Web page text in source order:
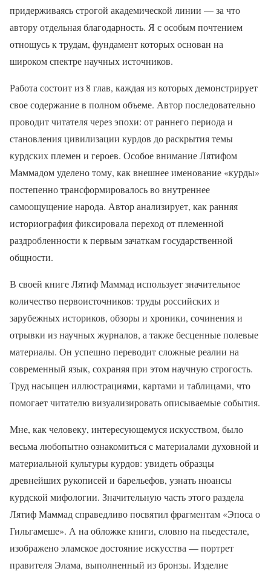
придерживаясь строгой академической линии — за что
автору отдельная благодарность. Я с особым почтением
отношусь к трудам, фундамент которых основан на
широком спектре научных источников.
Работа состоит из 8 глав, каждая из которых демонстрирует
свое содержание в полном объеме. Автор последовательно
проводит читателя через эпохи: от раннего периода и
становления цивилизации курдов до раскрытия темы
курдских племен и героев. Особое внимание Лятифом
Маммадом уделено тому, как внешнее именование «курды»
постепенно трансформировалось во внутреннее
самоощущение народа. Автор анализирует, как ранняя
историография фиксировала переход от племенной
раздробленности к первым зачаткам государственной
общности.
В своей книге Лятиф Маммад использует значительное
количество первоисточников: труды российских и
зарубежных историков, обзоры и хроники, сочинения и
отрывки из научных журналов, а также бесценные полевые
материалы. Он успешно переводит сложные реалии на
современный язык, сохраняя при этом научную строгость.
Труд насыщен иллюстрациями, картами и таблицами, что
помогает читателю визуализировать описываемые события.
Мне, как человеку, интересующемуся искусством, было
весьма любопытно ознакомиться с материалами духовной и
материальной культуры курдов: увидеть образцы
древнейших рукописей и барельефов, узнать нюансы
курдской мифологии. Значительную часть этого раздела
Лятиф Маммад справедливо посвятил фрагментам «Эпоса о
Гильгамеше». А на обложке книги, словно на пьедестале,
изображено эламское достояние искусства — портрет
правителя Элама, выполненный из бронзы. Изделие